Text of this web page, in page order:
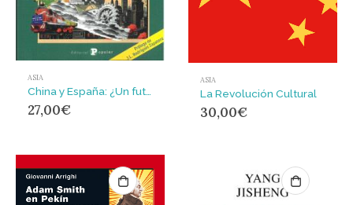
ASIA
China y España: ¿Un futuro compartido? : Enfoques sobre la Asociación Estratégica Integral (2005-2025)
27,00€
ASIA
La Revolución Cultural
30,00€